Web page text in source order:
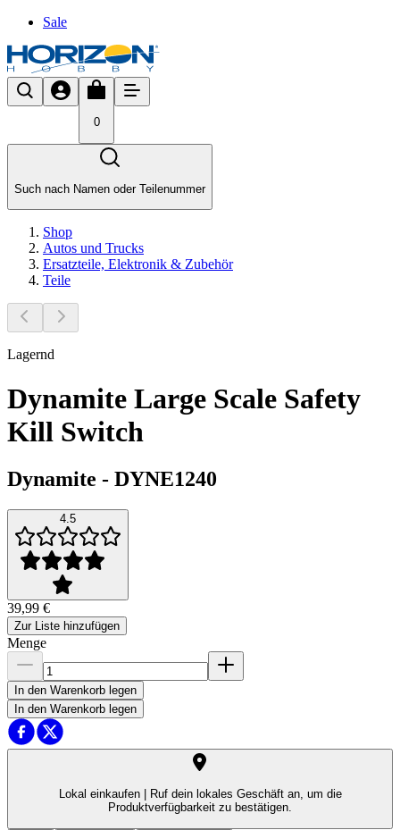
Sale
0
Such nach Namen oder Teilenummer
Shop
Autos und Trucks
Ersatzteile, Elektronik & Zubehör
Teile
Lagernd
Dynamite Large Scale Safety
Kill Switch
Dynamite - DYNE1240
4.5
39,99 €
Zur Liste hinzufügen
Menge
In den Warenkorb legen
In den Warenkorb legen
Lokal einkaufen |
Ruf dein lokales Geschäft an, um die
Produktverfügbarkeit zu bestätigen.